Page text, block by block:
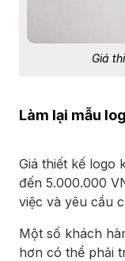
Giá
Làm lại mẫu
Giá thiết kế logo
đến 5.000.000
việc và yêu cầu
Một số khách
hơn có thể phải